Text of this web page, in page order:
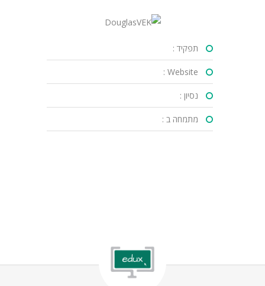
תפקיד :
Website :
נסיון :
מתמחה ב :